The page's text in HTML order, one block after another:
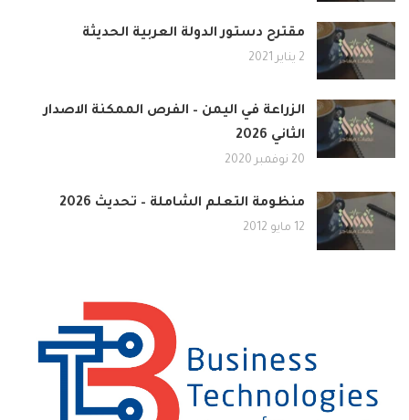
مقترح دستور الدولة العربية الحديثة
2 يناير 2021
الزراعة في اليمن – الفرص الممكنة الاصدار
الثاني 2026
20 نوفمبر 2020
منظومة التعلم الشاملة – تحديث 2026
12 مايو 2012